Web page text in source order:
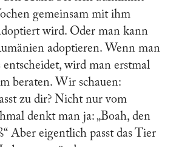
gemeinsam mit ihm
wird. Oder man kann
adoptieren. Wenn man
wird man erstmal
beraten. Wir schauen:
zu dir? Nicht nur vom
denkt man ja: „Boah, den
Aber eigentlich passt das Tier